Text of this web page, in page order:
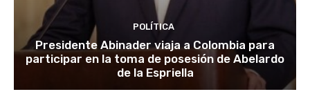
POLÍTICA
Presidente Abinader viaja a Colombia para
participar en la toma de posesión de Abelardo
de la Espriella